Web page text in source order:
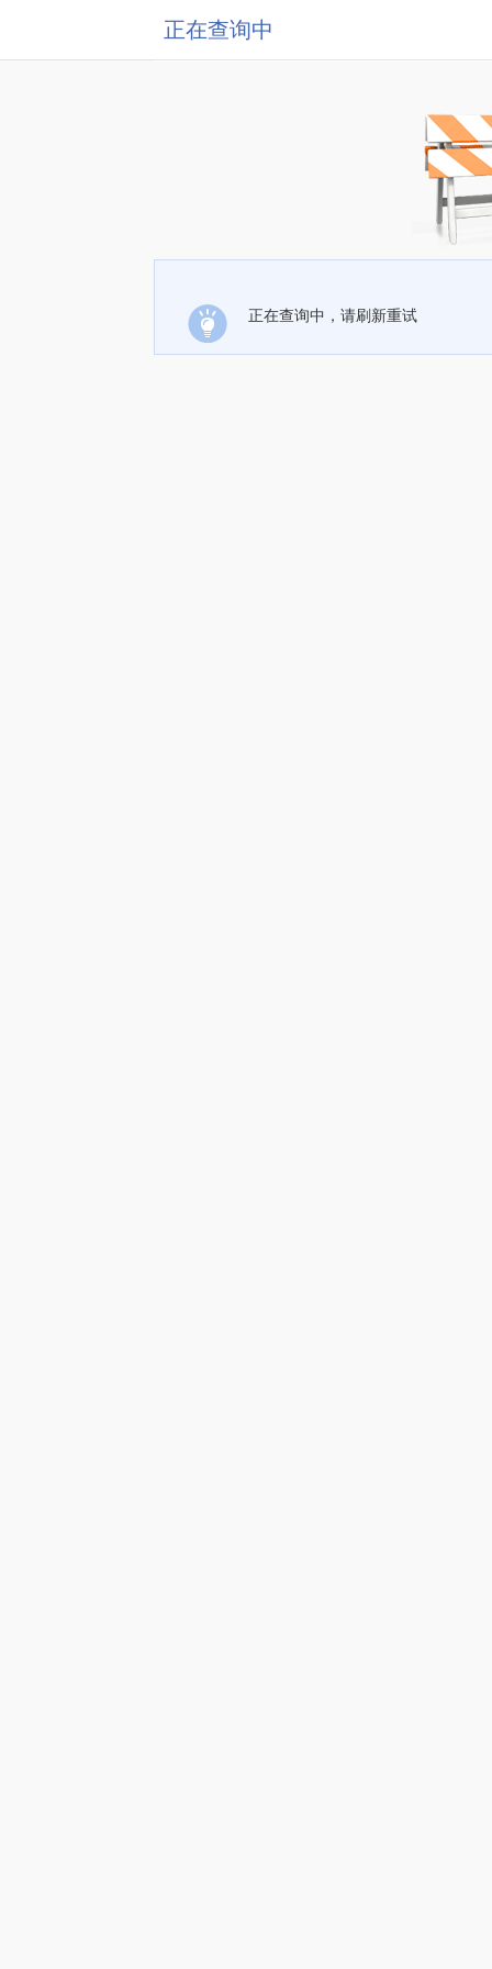
正在查询中
正在查询中，请刷新重试